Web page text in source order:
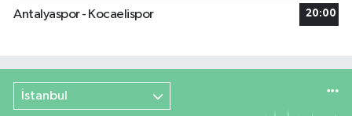
Antalyaspor - Kocaelispor 20:00
İstanbul